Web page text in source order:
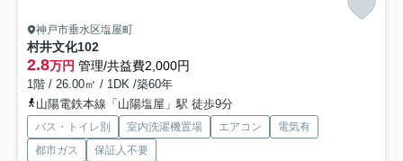
神戸市垂水区塩屋町
村井文化102
2.8万円 管理/共益費2,000円
1階 / 26.00㎡ / 1DK /築60年
山陽電鉄本線「山陽塩屋」駅 徒歩9分
バス・トイレ別 室内洗濯機置場 エアコン
電気有
都市ガス
保証人不要